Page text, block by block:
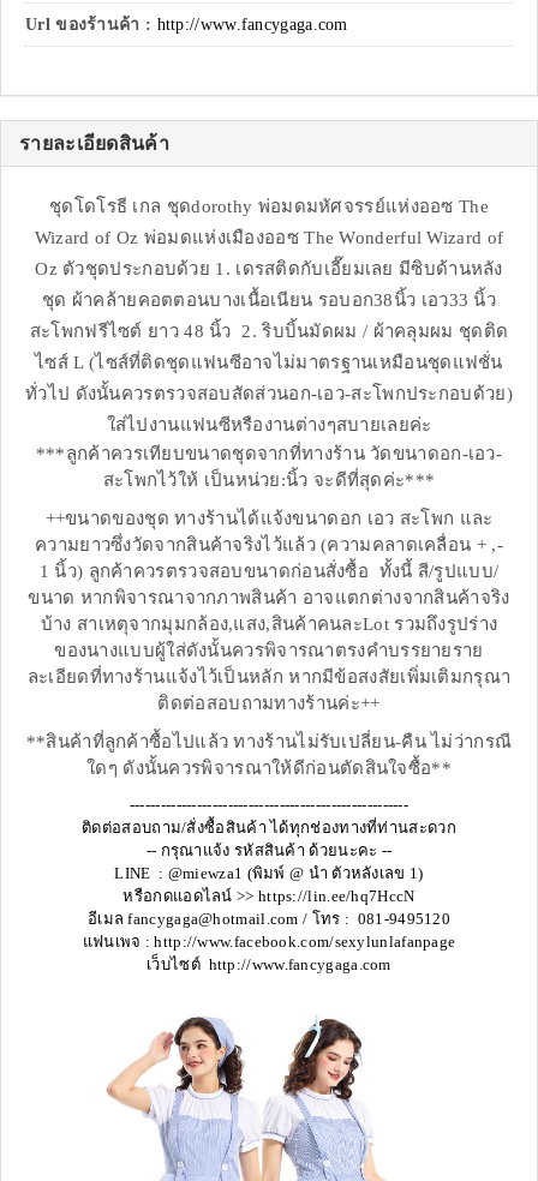
Url ของร้านค้า : http://www.fancygaga.com
รายละเอียดสินค้า
ชุดโดโรธี เกล ชุดdorothy พ่อมดมหัศจรรย์แห่งออซ The
Wizard of Oz พ่อมดแห่งเมืองออซ The Wonderful Wizard of
Oz ตัวชุดประกอบด้วย 1. เดรสติดกับเอี๊ยมเลย มีซิบด้านหลัง
ชุด ผ้าคล้ายคอตตอนบางเนื้อเนียน รอบอก38นิ้ว เอว33 นิ้ว
สะโพกฟรีไซต์ ยาว 48 นิ้ว 2. ริบบิ้นมัดผม / ผ้าคลุมผม ชุดติด
ไซส์ L (ไซส์ที่ติดชุดแฟนซีอาจไม่มาตรฐานเหมือนชุดแฟชั่น
ทั่วไป ดังนั้นควรตรวจสอบสัดส่วนอก-เอว-สะโพกประกอบด้วย)
ใส่ไปงานแฟนซีหรืองานต่างๆสบายเลยค่ะ
***ลูกค้าควรเทียบขนาดชุดจากที่ทางร้าน วัดขนาดอก-เอว-
สะโพกไว้ให้ เป็นหน่วย:นิ้ว จะดีที่สุดค่ะ***
++ขนาดของชุด ทางร้านได้แจ้งขนาดอก เอว สะโพก และ
ความยาวซึ่งวัดจากสินค้าจริงไว้แล้ว (ความคลาดเคลื่อน + ,-
1 นิ้ว) ลูกค้าควรตรวจสอบขนาดก่อนสั่งซื้อ ทั้งนี้ สี/รูปแบบ/
ขนาด หากพิจารณาจากภาพสินค้า อาจแตกต่างจากสินค้าจริง
บ้าง สาเหตุจากมุมกล้อง,แสง,สินค้าคนละLot รวมถึงรูปร่าง
ของนางแบบผู้ใส่ดังนั้นควรพิจารณาตรงคำบรรยายราย
ละเอียดที่ทางร้านแจ้งไว้เป็นหลัก หากมีข้อสงสัยเพิ่มเติมกรุณา
ติดต่อสอบถามทางร้านค่ะ++
**สินค้าที่ลูกค้าซื้อไปแล้ว ทางร้านไม่รับเปลี่ยน-คืน ไม่ว่ากรณี
ใดๆ ดังนั้นควรพิจารณาให้ดีก่อนตัดสินใจซื้อ**
------------------------------------------------------
ติดต่อสอบถาม/สั่งซื้อสินค้า ได้ทุกช่องทางที่ท่านสะดวก
-- กรุณาแจ้ง รหัสสินค้า ด้วยนะคะ --
LINE : @miewza1 (พิมพ์ @ นำ ตัวหลังเลข 1)
หรือกดแอดไลน์ >> https://lin.ee/hq7HccN
อีเมล fancygaga@hotmail.com / โทร : 081-9495120
แฟนเพจ : http://www.facebook.com/sexylunlafanpage
เว็บไซต์ http://www.fancygaga.com